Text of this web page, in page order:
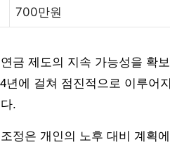
700만원
금 제도의 지속 가능성을 확
년에 걸쳐 점진적으로 이루어
.
정은 개인의 노후 대비 계획